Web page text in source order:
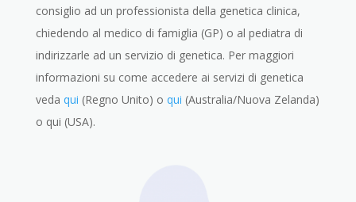
consiglio ad un professionista della genetica clinica,
chiedendo al medico di famiglia (GP) o al pediatra di
indirizzarle ad un servizio di genetica. Per maggiori
informazioni su come accedere ai servizi di genetica
veda qui (Regno Unito) o qui (Australia/Nuova Zelanda)
o qui (USA).